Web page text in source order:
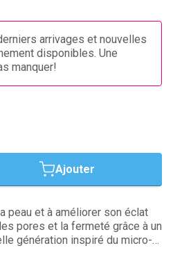
arrivages et nouvelles
disponibles. Une
manquer!
Ajouter
peau et à améliorer son éclat
pores et la fermeté grâce à un
génération inspiré du micro-